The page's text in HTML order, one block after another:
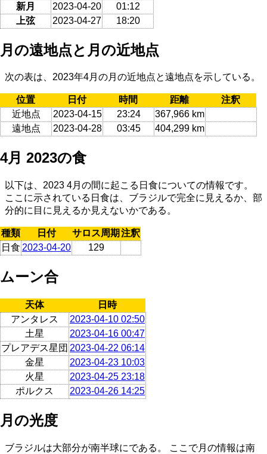
新月
2023-04-20
01:12
上弦
2023-04-27 18:20
月の遠地点と月の近地点
次の表は、2023年4月の月の近地点と遠地点を示している。
位置 日付 時間 距離
注釈
近地点
2023-04-15 23:24
367,966 km
遠地点
2023-04-28 03:45 404,299 km
4月 2023の食
以下は、2023 4月の間に起こる日食についての情報です。
ここに示されている日食は、ブラジルで完全に見えるか、部
分的に目に見えるか見えないかである。
種類 日付 サロス周期 注釈
日食 2023-04-20 129
ムーン合
天体
日時
アンタレス
2023-04-10 02:50
土星
2023-04-16 00:47
プレアデス星団 2023-04-22 06:14
金星
2023-04-23 10:03
火星
2023-04-25 23:18
ポルクス
2023-04-26 14:25
月の光度
ブラジルは大部分が南半球にである。 ここで月の情報は南